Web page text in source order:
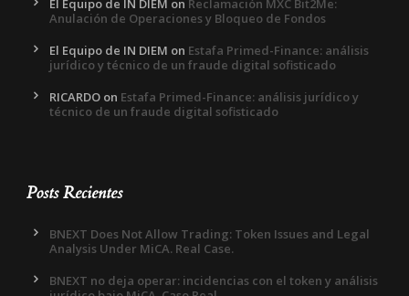
El Equipo de IN DIEM on Reclamación MXC Bit2Me:
Anulación de Operaciones y Bloqueo de Fondos
El Equipo de IN DIEM on Estafa Primed-Finance: análisis
jurídico y técnico de un fraude digital sofisticado
RICARDO on Estafa Primed-Finance: análisis jurídico y
técnico de un fraude digital sofisticado
Posts Recientes
BNEXT Does Not Allow Trading: Token Issues and Legal
Analysis Under MiCA. Real Case.
BNEXT no deja operar: incidencias con el token y análisis